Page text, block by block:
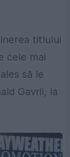
titlului
cele mai
să le
Gavril, la